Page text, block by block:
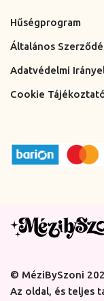
Hűségprogram
Általános
Adatvédelmi
Cookie
© MéziBySzoni
Az oldal, és teljes